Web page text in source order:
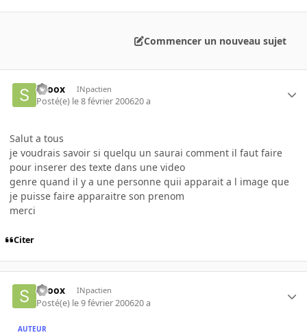
Commencer un nouveau sujet
snoox INpactien
Posté(e) le 8 février 200620 a
Salut a tous
je voudrais savoir si quelqu un saurai comment il faut faire
pour inserer des texte dans une video
genre quand il y a une personne quii apparait a l image que
je puisse faire apparaitre son prenom
merci
Citer
snoox INpactien
Posté(e) le 9 février 200620 a
AUTEUR